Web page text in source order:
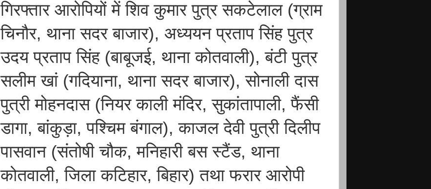
गिरफ्तार आरोपियों में शिव कुमार पुत्र सकटेलाल (ग्राम
चिनौर, थाना सदर बाजार), अध्ययन प्रताप सिंह पुत्र
उदय प्रताप सिंह (बाबूजई, थाना कोतवाली), बंटी पुत्र
सलीम खां (गदियाना, थाना सदर बाजार), सोनाली दास
पुत्री मोहनदास (नियर काली मंदिर, सुकांतापाली, फैंसी
डागा, बांकुड़ा, पश्चिम बंगाल), काजल देवी पुत्री दिलीप
पासवान (संतोषी चौक, मनिहारी बस स्टैंड, थाना
कोतवाली, जिला कटिहार, बिहार) तथा फरार आरोपी